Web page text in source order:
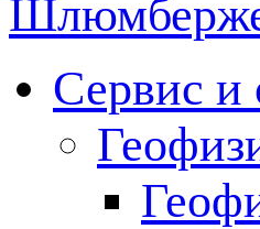
Сервис и